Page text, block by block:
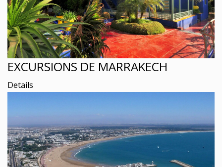
EXCURSIONS DE MARRAKECH
Details